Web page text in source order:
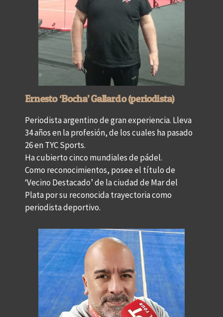
Ernesto ‘Bocha’ Gallardo (periodista)
Periodista argentino de gran experiencia. Lleva
34 años en la profesión, de los cuales ha pasado
26 en TYC Sports.
Ha cubierto cinco mundiales de pádel.
Como reconocimientos, posee el título de
‘Vecino Destacado’ de la ciudad de Mar del
Plata por su reconocida trayectoria como
periodista deportivo.